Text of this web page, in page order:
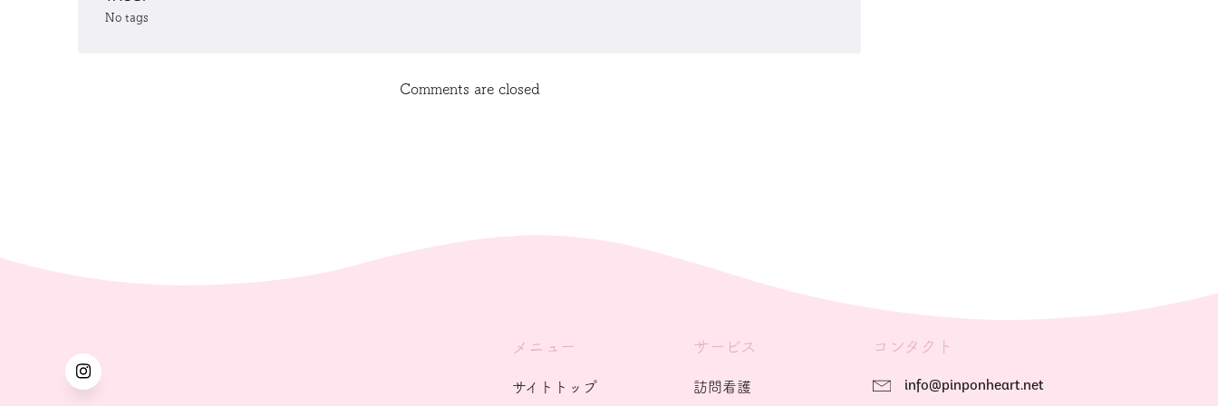
No tags
Comments are closed
メニュー
サイトトップ
サービス
訪問看護
コンタクト
info@pinponheart.net